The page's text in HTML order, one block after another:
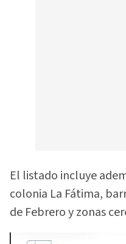
El listado incluye
colonia La Fátima,
de Febrero y zonas